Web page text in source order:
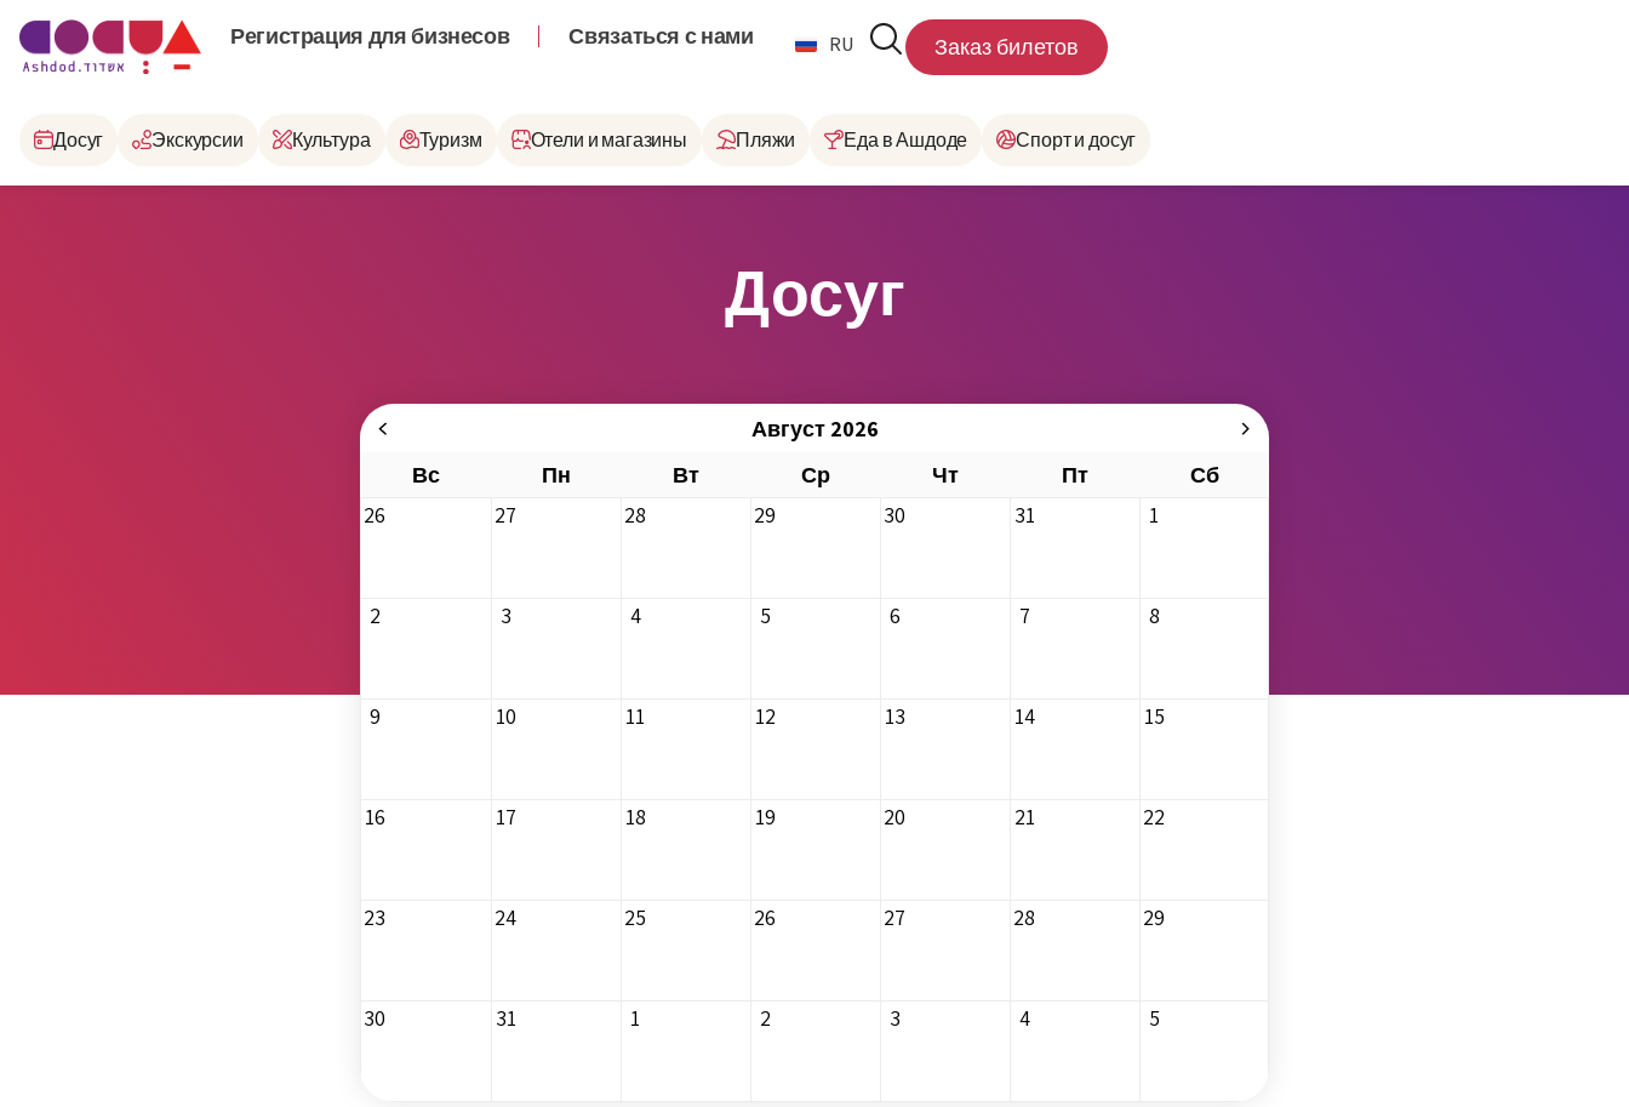
Регистрация для бизнесов Связаться с нами RU
HE
Заказ билетов
Досуг Экскурсии Культура Туризм Отели и магазины Пляжи Еда в Ашдоде Спорт и досуг
Досуг
Август 2026
Вс
Пн Вт Ср Чт Пт
Сб
26
27 28 29 30 31 1
2 3 4 5 6 7 8
9 10 11 12 13 14 15
16 17 18 19 20 21 22
23 24 25 26 27 28 29
30 31 1 2 3 4 5